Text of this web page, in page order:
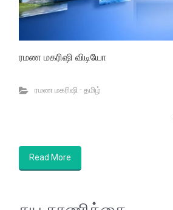
ரமண மகரிஷி விடியோ
ரமண மகரிஷி - தமிழ்
Read More